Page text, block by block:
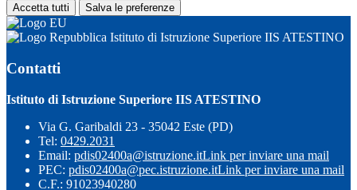
Accetta tutti Salva le preferenze
Istituto di Istruzione Superiore IIS ATESTINO
Contatti
Istituto di Istruzione Superiore IIS ATESTINO
Via G. Garibaldi 23 - 35042 Este (PD)
Tel: 0429.2031
Email: pdis02400a@istruzione.itLink per inviare una mail
PEC: pdis02400a@pec.istruzione.itLink per inviare una mail
C.F.: 91023940280